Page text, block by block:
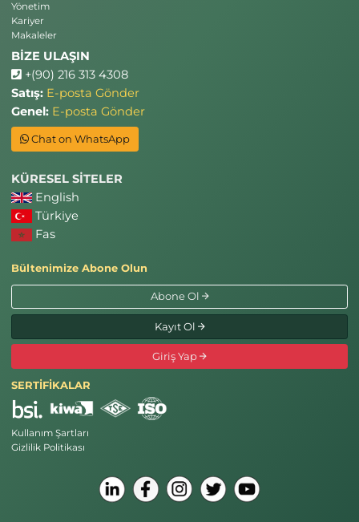
Yönetim
Kariyer
Makaleler
BİZE ULAŞIN
+(90) 216 313 4308
Satış: E-posta Gönder
Genel: E-posta Gönder
Chat on WhatsApp
KÜRESEL SİTELER
English
Türkiye
Fas
Bültenimize Abone Olun
Abone Ol
Kayıt Ol
Giriş Yap
SERTİFİKALAR
Kullanım Şartları
Gizlilik Politikası